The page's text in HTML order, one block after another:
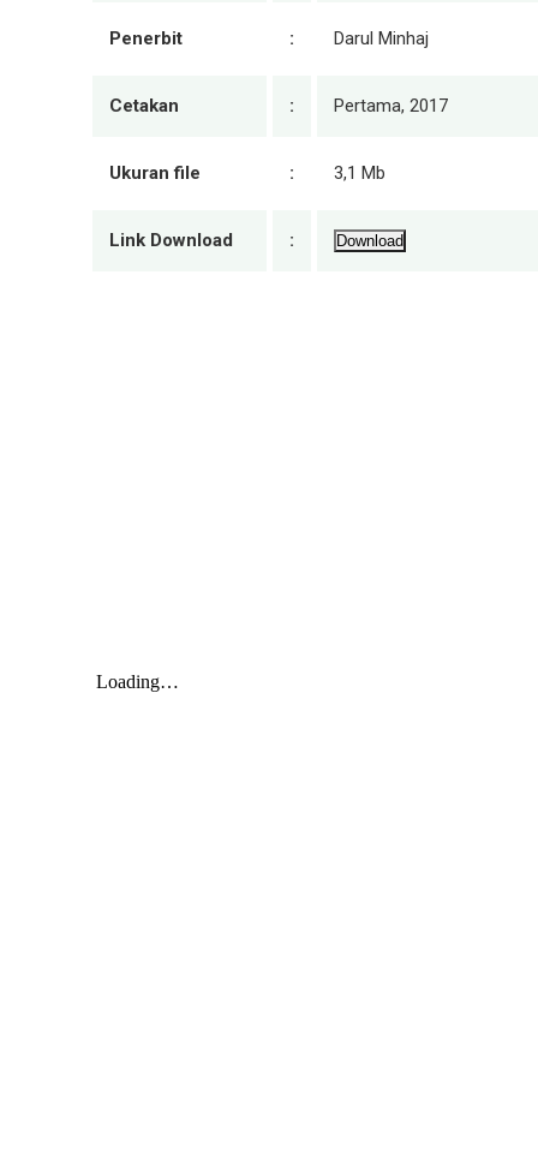
Penerbit : Darul Minhaj
Cetakan : Pertama, 2017
Ukuran file : 3,1 Mb
Link Download : Download